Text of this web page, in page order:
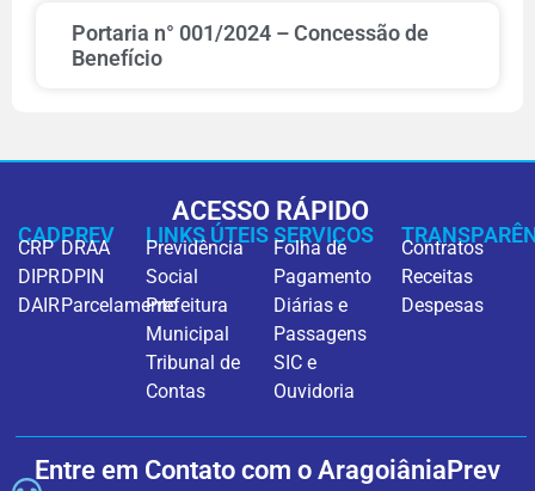
Portaria n° 001/2024 – Concessão de
Benefício
ACESSO RÁPIDO
CADPREV
CRP
DIPR
DAIR
DRAA
DPIN
Parcelamento
LINKS ÚTEIS
Previdência
Social
Prefeitura
Municipal
Tribunal de
Contas
SERVIÇOS
Folha de
Pagamento
Diárias e
Passagens
SIC e
Ouvidoria
Contratos
Receitas
Despesas
Entre em Contato com o AragoiâniaPrev